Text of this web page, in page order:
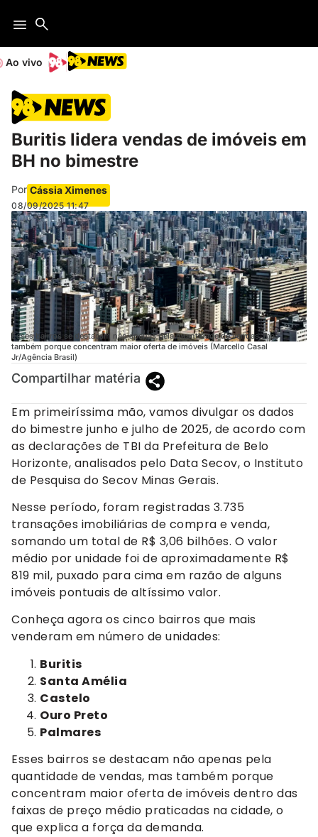
Ao vivo
Buritis lidera vendas de imóveis em
BH no bimestre
Por Cássia Ximenes
08/09/2025 11:47
Esses bairros se destacam não apenas pela quantidade de vendas, mas
também porque concentram maior oferta de imóveis (Marcello Casal
Jr/Agência Brasil)
Compartilhar matéria
Em primeiríssima mão, vamos divulgar os dados
do bimestre junho e julho de 2025, de acordo com
as declarações de TBI da Prefeitura de Belo
Horizonte, analisados pelo Data Secov, o Instituto
de Pesquisa do Secov Minas Gerais.
Nesse período, foram registradas 3.735
transações imobiliárias de compra e venda,
somando um total de R$ 3,06 bilhões. O valor
médio por unidade foi de aproximadamente R$
819 mil, puxado para cima em razão de alguns
imóveis pontuais de altíssimo valor.
Conheça agora os cinco bairros que mais
venderam em número de unidades:
Buritis
Santa Amélia
Castelo
Ouro Preto
Palmares
Esses bairros se destacam não apenas pela
quantidade de vendas, mas também porque
concentram maior oferta de imóveis dentro das
faixas de preço médio praticadas na cidade, o
que explica a força da demanda.